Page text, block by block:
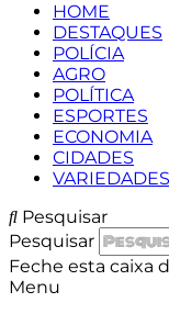
HOME
DESTAQUES
POLÍCIA
AGRO
POLÍTICA
ESPORTES
ECONOMIA
CIDADES
VARIEDADES
Pesquisar
Pesquisar
Feche esta caixa
Menu